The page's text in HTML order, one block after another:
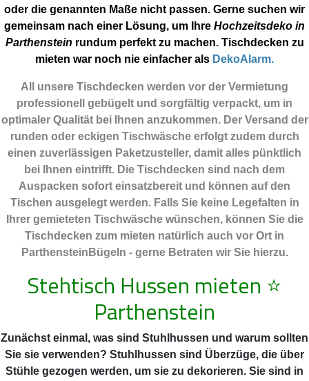
oder die genannten Maße nicht passen. Gerne suchen wir
gemeinsam nach einer Lösung, um Ihre Hochzeitsdeko in
Parthenstein rundum perfekt zu machen. Tischdecken zu
mieten war noch nie einfacher als DekoAlarm.
All unsere Tischdecken werden vor der Vermietung
professionell gebügelt und sorgfältig verpackt, um in
optimaler Qualität bei Ihnen anzukommen. Der Versand der
runden oder eckigen Tischwäsche erfolgt zudem durch
einen zuverlässigen Paketzusteller, damit alles pünktlich
bei Ihnen eintrifft. Die Tischdecken sind nach dem
Auspacken sofort einsatzbereit und können auf den
Tischen ausgelegt werden. Falls Sie keine Legefalten in
Ihrer gemieteten Tischwäsche wünschen, können Sie die
Tischdecken zum mieten natürlich auch vor Ort in
ParthensteinBügeln - gerne Betraten wir Sie hierzu.
Stehtisch Hussen mieten ⭐
Parthenstein
Zunächst einmal, was sind Stuhlhussen und warum sollten
Sie sie verwenden? Stuhlhussen sind Überzüge, die über
Stühle gezogen werden, um sie zu dekorieren. Sie sind in